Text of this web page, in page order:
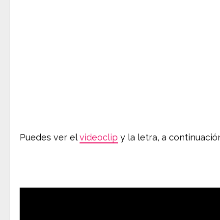
Puedes ver elvideoclip y la letra, a